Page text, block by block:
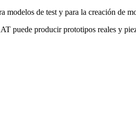
modelos de test y para la creación de
puede producir prototipos reales y